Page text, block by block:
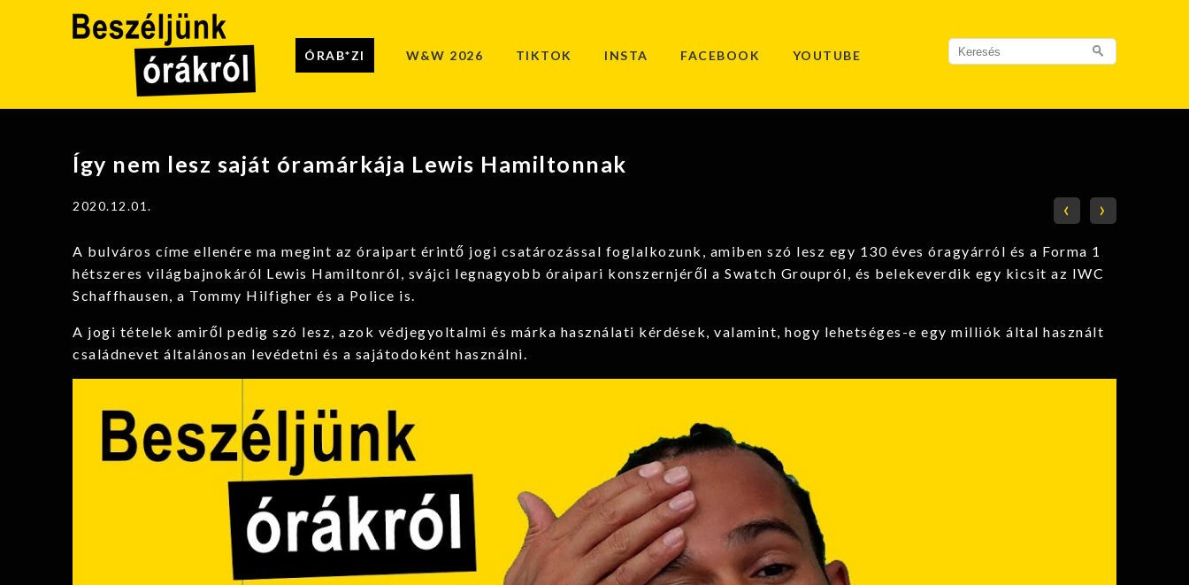
ÓRAB*ZI W&W 2026 TIKTOK INSTA FACEBOOK YOUTUBE
Search
for:
Így nem lesz saját óramárkája Lewis Hamiltonnak
2020.12.01. ‹ ›
A bulváros címe ellenére ma megint az óraipart érintő jogi csatározással foglalkozunk, amiben szó lesz egy 130 éves óragyárról és a Forma 1
hétszeres világbajnokáról Lewis Hamiltonról, svájci legnagyobb óraipari konszernjéről a Swatch Groupról, és belekeverdik egy kicsit az IWC
Schaffhausen, a Tommy Hilfigher és a Police is.
A jogi tételek amiről pedig szó lesz, azok védjegyoltalmi és márka használati kérdések, valamint, hogy lehetséges-e egy milliók által használt
családnevet általánosan levédetni és a sajátodoként használni.